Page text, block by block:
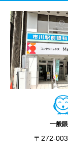
一般
〒272-